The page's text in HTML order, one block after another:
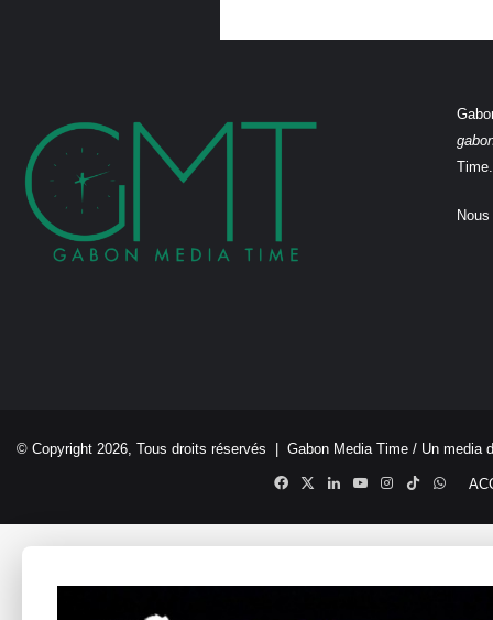
Time.
© Copyright 2026, Tous droits réservés | Gabon Media Time / Un media
Facebook
X LinkedinYouTubeInstagram
TikTok